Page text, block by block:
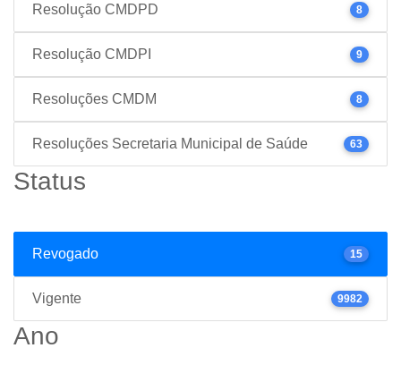
Resolução CMDPD 8
Resolução CMDPI 9
Resoluções CMDM 8
Resoluções Secretaria Municipal de Saúde 63
Status
Revogado 15
Vigente 9982
Ano